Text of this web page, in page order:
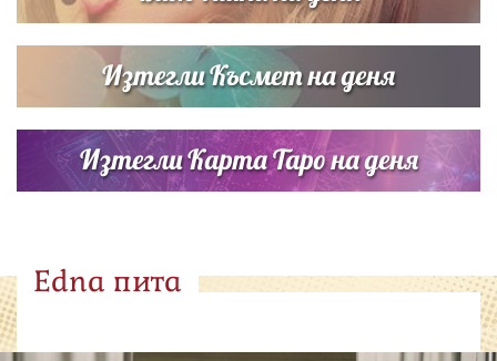
Изтегли Късмет на деня
Изтегли Карта Таро на деня
Edna пита